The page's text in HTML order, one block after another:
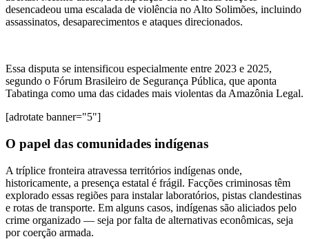
desencadeou uma escalada de violência no Alto Solimões, incluindo
assassinatos, desaparecimentos e ataques direcionados.
Essa disputa se intensificou especialmente entre 2023 e 2025,
segundo o Fórum Brasileiro de Segurança Pública, que aponta
Tabatinga como uma das cidades mais violentas da Amazônia Legal.
[adrotate banner="5"]
O papel das comunidades indígenas
A tríplice fronteira atravessa territórios indígenas onde,
historicamente, a presença estatal é frágil. Facções criminosas têm
explorado essas regiões para instalar laboratórios, pistas clandestinas
e rotas de transporte. Em alguns casos, indígenas são aliciados pelo
crime organizado — seja por falta de alternativas econômicas, seja
por coerção armada.